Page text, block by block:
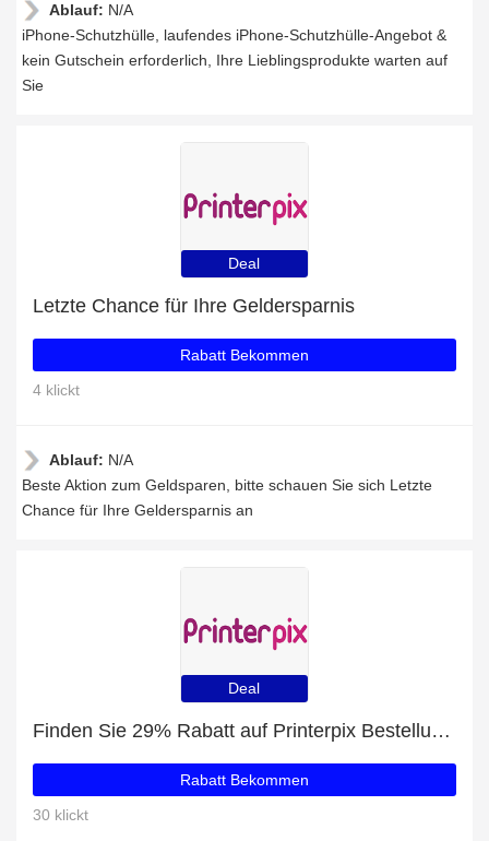
Ablauf: N/A
iPhone-Schutzhülle, laufendes iPhone-Schutzhülle-Angebot &
kein Gutschein erforderlich, Ihre Lieblingsprodukte warten auf
Sie
Deal
Letzte Chance für Ihre Geldersparnis
Rabatt Bekommen
4 klickt
Ablauf: N/A
Beste Aktion zum Geldsparen, bitte schauen Sie sich Letzte
Chance für Ihre Geldersparnis an
Deal
Finden Sie 29% Rabatt auf Printerpix Bestellungen
Rabatt Bekommen
30 klickt